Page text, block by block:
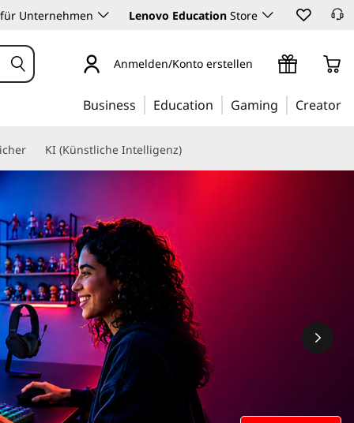
Unternehmen Lenovo Education Store
Anmelden/Konto erstellen
Business Education Gaming Creator
KI (Künstliche Intelligenz)